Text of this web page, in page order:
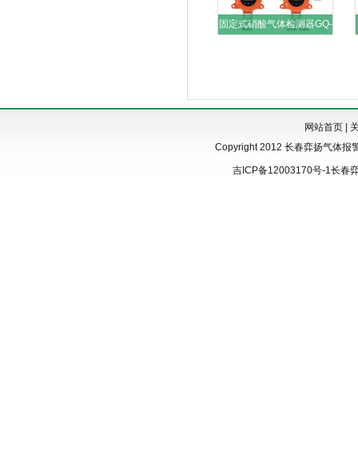
固定式硝酸气体检测器GQ-
网站首页|
Copyright 2012 长春弈扬气体报
吉ICP备12003170号-1长春